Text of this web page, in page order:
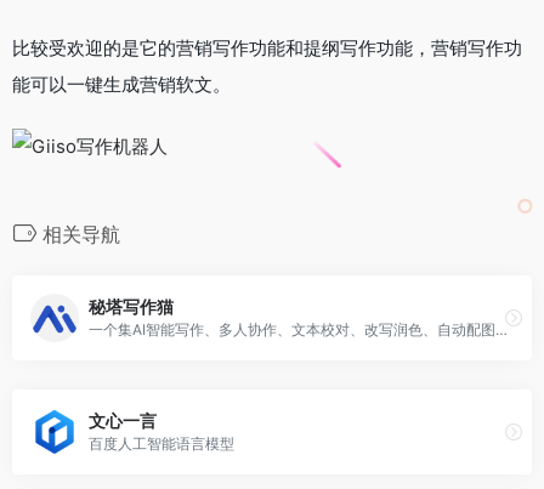
比较受欢迎的是它的营销写作功能和提纲写作功能，营销写作功
能可以一键生成营销软文。
相关导航
秘塔写作猫
一个集AI智能写作、多人协作、文本校对、改写润色、自动配图等功能为一体的AI原生创作平台。
文心一言
百度人工智能语言模型